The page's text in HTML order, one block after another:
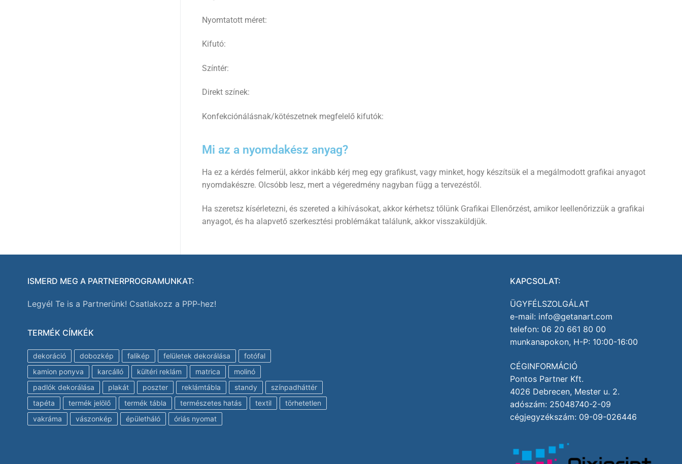
Nyomtatott méret:
Kifutó:
Színtér:
Direkt színek:
Konfekciónálásnak/kötészetnek megfelelő kifutók:
Mi az a nyomdakész anyag?
Ha ez a kérdés felmerül, akkor inkább kérj meg egy grafikust, vagy minket, hogy készítsük el a megálmodott grafikai anyagot
nyomdakészre. Olcsóbb lesz, mert a végeredmény nagyban függ a tervezéstől.
Ha szeretsz kísérletezni, és szereted a kihívásokat, akkor kérhetsz tőlünk Grafikai Ellenőrzést, amikor leellenőrizzük a grafikai
anyagot, és ha alapvető szerkesztési problémákat találunk, akkor visszaküldjük.
ISMERD MEG A PARTNERPROGRAMUNKAT:
Legyél Te is a Partnerünk! Csatlakozz a PPP-hez!
TERMÉK CÍMKÉK
dekoráció dobozkép falikép felületek dekorálása
fotófal
kamion ponyva
karcálló kültéri reklám matrica
molinó
padlók dekorálása
plakát poszter reklámtábla standy
színpadháttér
tapéta
termék jelölő termék tábla természetes hatás textil
törhetetlen
vakráma
vászonkép épületháló óriás nyomat
KAPCSOLAT:
ÜGYFÉLSZOLGÁLAT
e-mail: info@getanart.com
telefon: 06 20 661 80 00
munkanapokon, H-P: 10:00-16:00
CÉGINFORMÁCIÓ
Pontos Partner Kft.
4026 Debrecen, Mester u. 2.
adószám: 25048740-2-09
cégjegyzékszám: 09-09-026446